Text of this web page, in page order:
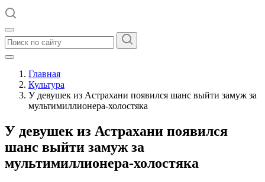
Главная
Культура
У девушек из Астрахани появился шанс выйти замуж за
мультимиллионера-холостяка
У девушек из Астрахани появился
шанс выйти замуж за
мультимиллионера-холостяка